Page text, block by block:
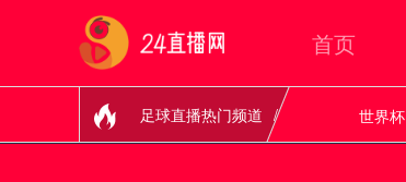
首页
足球直播热门频道 世界杯